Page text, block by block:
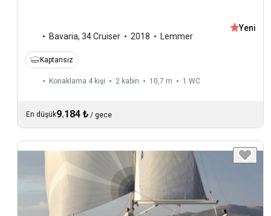
Bavaria, 34 Cruiser 2018 Lemmer
Yeni
Kaptansız
Konaklama 4 kişi 2 kabin 10,7 m 1 WC
En düşük9.184 ₺ / gece